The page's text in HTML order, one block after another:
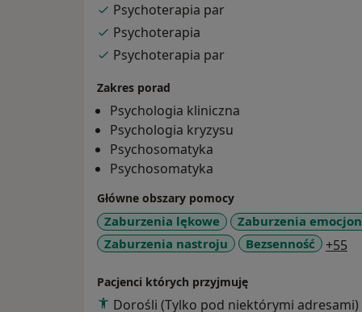
Psychoterapia par
Psychoterapia
Psychoterapia par
Zakres porad
Psychologia kliniczna
Psychologia kryzysu
Psychosomatyka
Psychosomatyka
Główne obszary pomocy
Zaburzenia lękowe Zaburzenia
Zaburzenia nastroju
Bezsenność +55
Pacjenci których przyjmuję
Dorośli (Tylko pod niektórymi adresami)